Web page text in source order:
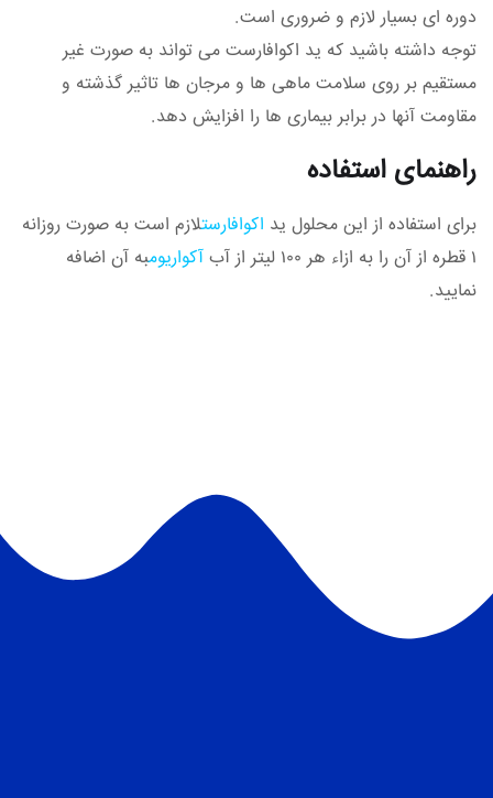
دوره ای بسیار لازم و ضروری است.
توجه داشته باشید که ید اکوافارست می تواند به صورت غیر
مستقیم بر روی سلامت ماهی ها و مرجان ها تاثیر گذشته و
مقاومت آنها در برابر بیماری ها را افزایش دهد.
راهنمای استفاده
برای استفاده از این محلول ید اکوافارستلازم است به صورت روزانه
۱ قطره از آن را به ازاء هر ۱۰۰ لیتر از آب
آکواریومبه آن اضافه
نمایید.